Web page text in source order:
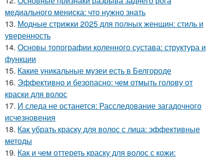
медиального мениска: что нужно знать
13. Модные стрижки 2025 для полных женщин: стиль и
уверенность
14. Основы топографии коленного сустава: структура и
функции
15. Какие уникальные музеи есть в Белгороде
16. Эффективно и безопасно: чем отмыть голову от
краски для волос
17. И следа не останется: Расследование загадочного
исчезновения
18. Как убрать краску для волос с лица: эффективные
методы
19. Как и чем оттереть краску для волос с кожи: